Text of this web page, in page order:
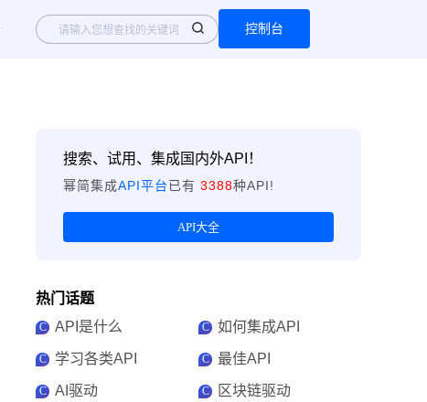
控制台
搜索、试用、集成国内外API！
幂简集成API平台已有 3388种API!
API大全
热门话题
C API是什么 C 如何集成API
C 学习各类API C 最佳API
C AI驱动 C 区块链驱动